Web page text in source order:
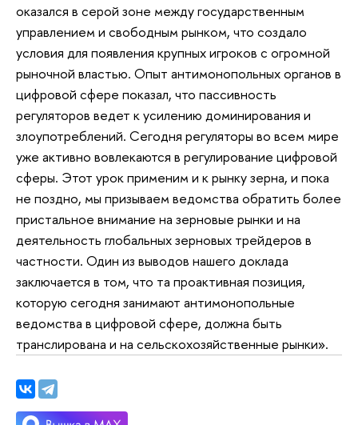
оказался в серой зоне между государственным
управлением и свободным рынком, что создало
условия для появления крупных игроков с огромной
рыночной властью. Опыт антимонопольных органов в
цифровой сфере показал, что пассивность
регуляторов ведет к усилению доминирования и
злоупотреблений. Сегодня регуляторы во всем мире
уже активно вовлекаются в регулирование цифровой
сферы. Этот урок применим и к рынку зерна, и пока
не поздно, мы призываем ведомства обратить более
пристальное внимание на зерновые рынки и на
деятельность глобальных зерновых трейдеров в
частности. Один из выводов нашего доклада
заключается в том, что та проактивная позиция,
которую сегодня занимают антимонопольные
ведомства в цифровой сфере, должна быть
транслирована и на сельскохозяйственные рынки».